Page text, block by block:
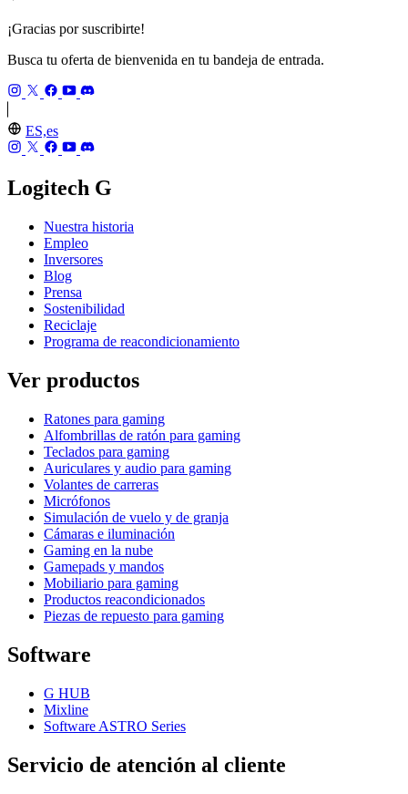
¡Gracias por suscribirte!
Busca tu oferta de bienvenida en tu bandeja de entrada.
ES,es
Logitech G
Nuestra historia
Empleo
Inversores
Blog
Prensa
Sostenibilidad
Reciclaje
Programa de reacondicionamiento
Ver productos
Ratones para gaming
Alfombrillas de ratón para gaming
Teclados para gaming
Auriculares y audio para gaming
Volantes de carreras
Micrófonos
Simulación de vuelo y de granja
Cámaras e iluminación
Gaming en la nube
Gamepads y mandos
Mobiliario para gaming
Productos reacondicionados
Piezas de repuesto para gaming
Software
G HUB
Mixline
Software ASTRO Series
Servicio de atención al cliente